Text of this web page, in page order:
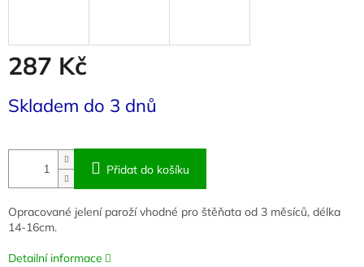
287 Kč
cena:
Skladem do 3 dnů
Přidat do košíku
Opracované jelení paroží vhodné pro štěňata od 3 měsíců, délka
14-16cm.
Detailní informace